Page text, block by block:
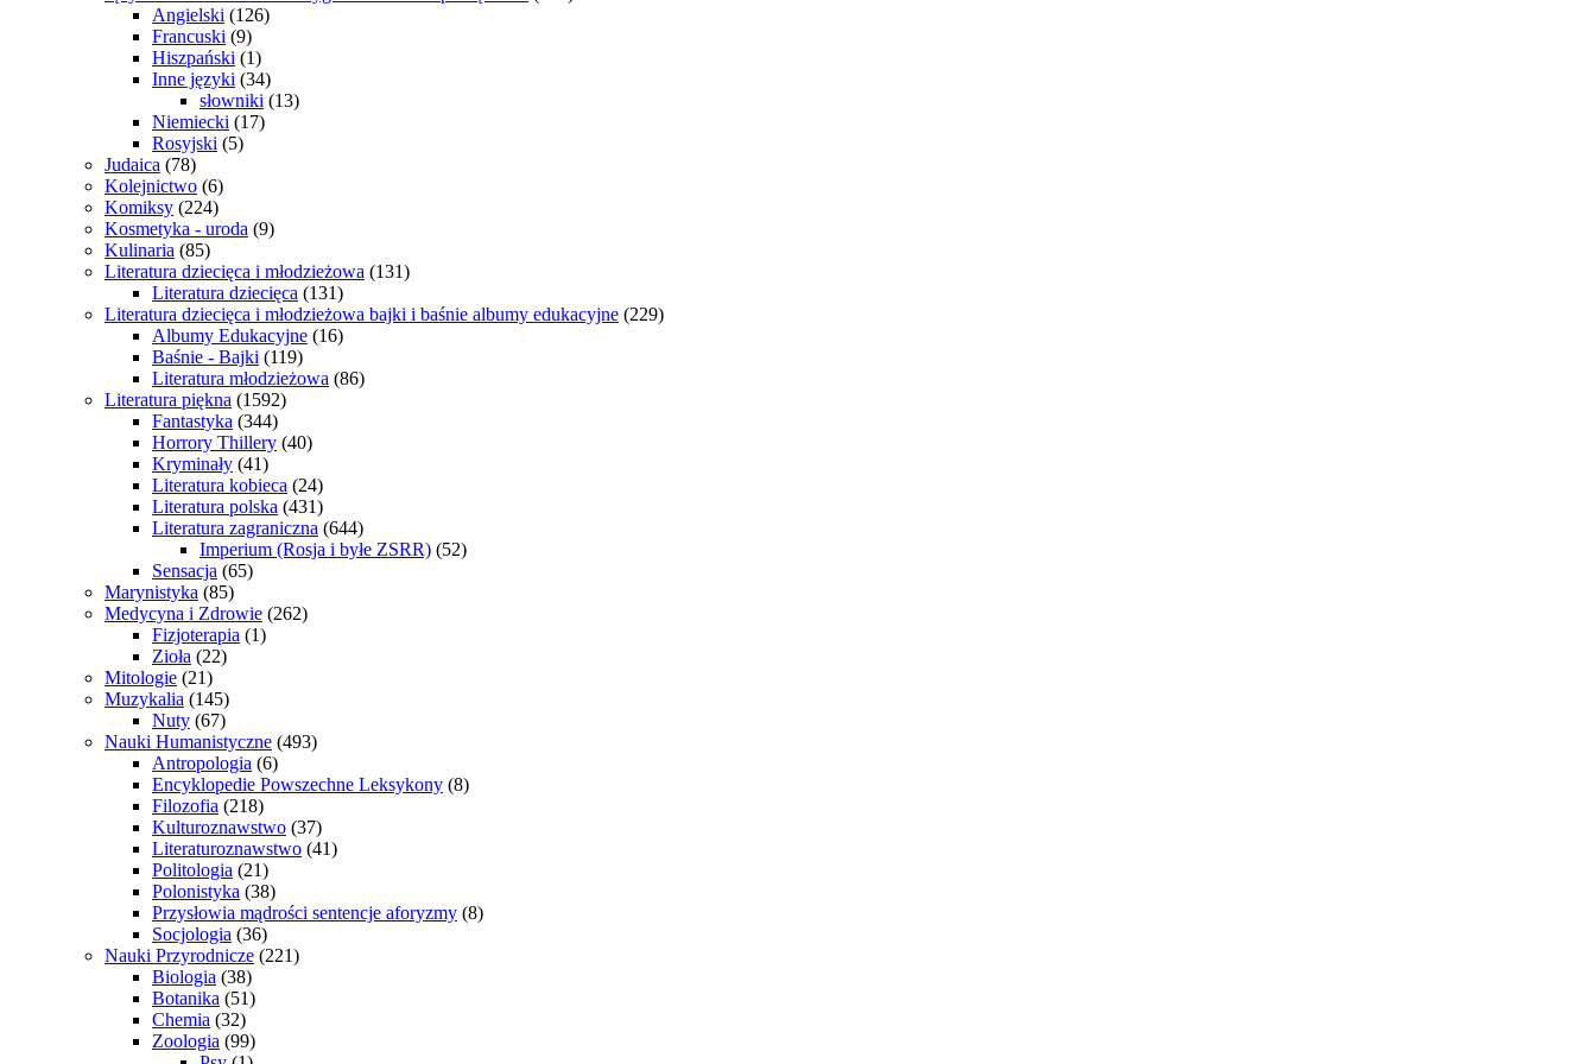
Angielski (126)
Francuski (9)
Hiszpański (1)
Inne języki (34)
słowniki (13)
Niemiecki (17)
Rosyjski (5)
Judaica (78)
Kolejnictwo (6)
Komiksy (224)
Kosmetyka - uroda (9)
Kulinaria (85)
Literatura dziecięca i młodzieżowa (131)
Literatura dziecięca (131)
Literatura dziecięca i młodzieżowa bajki i baśnie albumy edukacyjne (229)
Albumy Edukacyjne (16)
Baśnie - Bajki (119)
Literatura młodzieżowa (86)
Literatura piękna (1592)
Fantastyka (344)
Horrory Thillery (40)
Kryminały (41)
Literatura kobieca (24)
Literatura polska (431)
Literatura zagraniczna (644)
Imperium (Rosja i byłe ZSRR) (52)
Sensacja (65)
Marynistyka (85)
Medycyna i Zdrowie (262)
Fizjoterapia (1)
Zioła (22)
Mitologie (21)
Muzykalia (145)
Nuty (67)
Nauki Humanistyczne (493)
Antropologia (6)
Encyklopedie Powszechne Leksykony (8)
Filozofia (218)
Kulturoznawstwo (37)
Literaturoznawstwo (41)
Politologia (21)
Polonistyka (38)
Przysłowia mądrości sentencje aforyzmy (8)
Socjologia (36)
Nauki Przyrodnicze (221)
Biologia (38)
Botanika (51)
Chemia (32)
Zoologia (99)